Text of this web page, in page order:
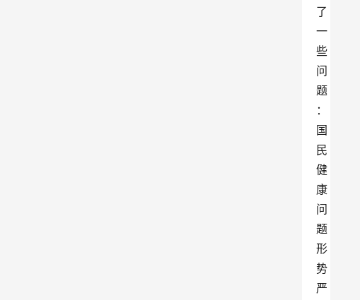
了
一
些
问
题
：
国
民
健
康
问
题
形
势
严